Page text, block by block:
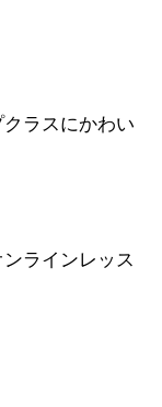
ラスにかわい
ラインレッス